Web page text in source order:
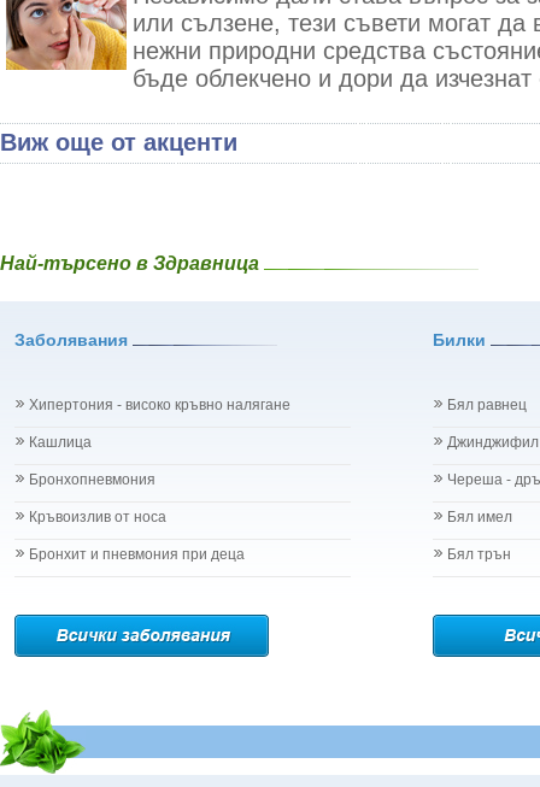
или сълзене, тези съвети могат
нежни природни средства
бъде облекчено и дори да
Виж още от акценти
Най-търсено в Здравница
Заболявания Билки
Хипертония - високо кръвно налягане
Кашлица
Бронхопневмония
Кръвоизлив от носа
Бронхит и пневмония при деца
Бял равнец
Джинджифил
Череша -
Бял имел
Бял трън